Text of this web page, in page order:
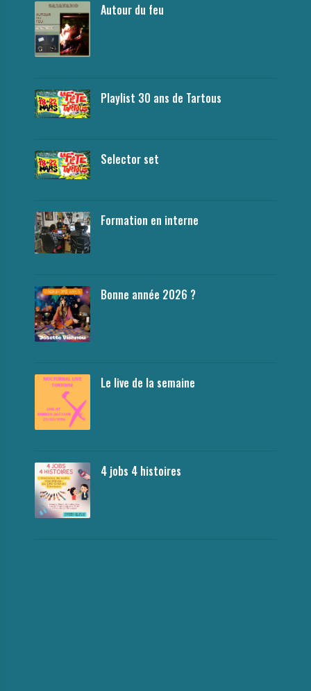
Autour du feu
Playlist 30 ans de Tartous
Selector set
Formation en interne
Bonne année 2026 ?
Le live de la semaine
4 jobs 4 histoires